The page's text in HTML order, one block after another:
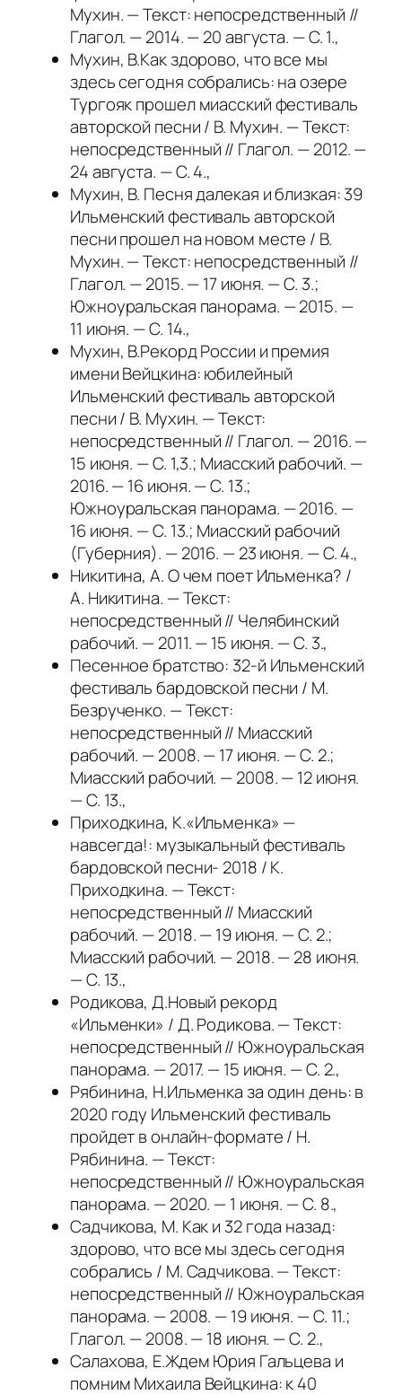
Мухин. — Текст: непосредственный //
Глагол. — 2014. — 20 августа. — С. 1.,
Мухин, В.Как здорово, что все мы
здесь сегодня собрались: на озере
Тургояк прошел миасский фестиваль
авторской песни / В. Мухин. — Текст:
непосредственный // Глагол. — 2012. —
24 августа. — С. 4.,
Мухин, В. Песня далекая и близкая: 39
Ильменский фестиваль авторской
песни прошел на новом месте / В.
Мухин. — Текст: непосредственный //
Глагол. — 2015. — 17 июня. — С. 3.;
Южноуральская панорама. — 2015. —
11 июня. — С. 14.,
Мухин, В.Рекорд России и премия
имени Вейцкина: юбилейный
Ильменский фестиваль авторской
песни / В. Мухин. — Текст:
непосредственный // Глагол. — 2016. —
15 июня. — С. 1,3.; Миасский рабочий. —
2016. — 16 июня. — С. 13.;
Южноуральская панорама. — 2016. —
16 июня. — С. 13.; Миасский рабочий
(Губерния). — 2016. — 23 июня. — С. 4.,
Никитина, А. О чем поет Ильменка? /
А. Никитина. — Текст:
непосредственный // Челябинский
рабочий. — 2011. — 15 июня. — С. 3.,
Песенное братство: 32-й Ильменский
фестиваль бардовской песни / М.
Безрученко. — Текст:
непосредственный // Миасский
рабочий. — 2008. — 17 июня. — С. 2.;
Миасский рабочий. — 2008. — 12 июня.
— С. 13.,
Приходкина, К.«Ильменка» —
навсегда!: музыкальный фестиваль
бардовской песни- 2018 / К.
Приходкина. — Текст:
непосредственный // Миасский
рабочий. — 2018. — 19 июня. — С. 2.;
Миасский рабочий. — 2018. — 28 июня.
— С. 13.,
Родикова, Д.Новый рекорд
«Ильменки» / Д. Родикова. — Текст:
непосредственный // Южноуральская
панорама. — 2017. — 15 июня. — С. 2.,
Рябинина, Н.Ильменка за один день: в
2020 году Ильменский фестиваль
пройдет в онлайн-формате / Н.
Рябинина. — Текст:
непосредственный // Южноуральская
панорама. — 2020. — 1 июня. — С. 8.,
Садчикова, М. Как и 32 года назад:
здорово, что все мы здесь сегодня
собрались / М. Садчикова. — Текст:
непосредственный // Южноуральская
панорама. — 2008. — 19 июня. — С. 11.;
Глагол. — 2008. — 18 июня. — С. 2.,
Салахова, Е.Ждем Юрия Гальцева и
помним Михаила Вейцкина: к 40